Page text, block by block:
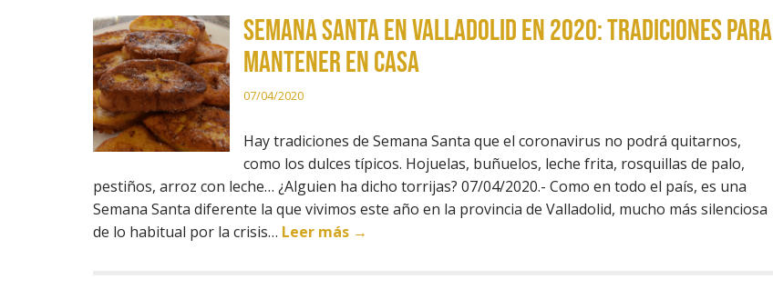
Semana Santa en Valladolid en 2020: tradiciones para
mantener en casa
07/04/2020
Hay tradiciones de Semana Santa que el coronavirus no podrá quitarnos,
como los dulces típicos. Hojuelas, buñuelos, leche frita, rosquillas de palo,
pestiños, arroz con leche… ¿Alguien ha dicho torrijas? 07/04/2020.- Como en todo el país, es una
Semana Santa diferente la que vivimos este año en la provincia de Valladolid, mucho más silenciosa
de lo habitual por la crisis… Leer más →